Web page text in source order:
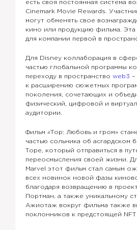
есть своя постоянная система
Cinemark Movie Rewards.
могут обменять свое
кино или продукцию фильма. Эта
для компании первой в
Для Disney коллаборация в
частью глобальной программы
переходу в пространство web3 –
к расширению сюжетных
поколения, сочетающих и
физический, цифровой и
аудитории.
Фильм «Тор: Любовь и гром»
частью сольника об асгардском
Торе, который отправиться в
переосмысления своей жизни.
Marvel этот фильм стал самым
всех новинок новой фазы
благодаря возвращению в
Портман, а также уникальному
Ажиотаж вокруг фильма также
поклонников к предстоящей NFT